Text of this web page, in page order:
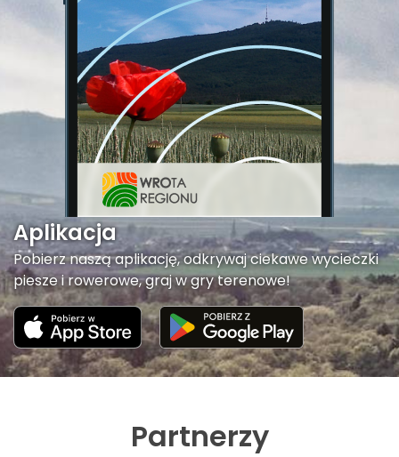
Aplikacja
Pobierz naszą aplikację, odkrywaj ciekawe wycieczki
piesze i rowerowe, graj w gry terenowe!
Partnerzy